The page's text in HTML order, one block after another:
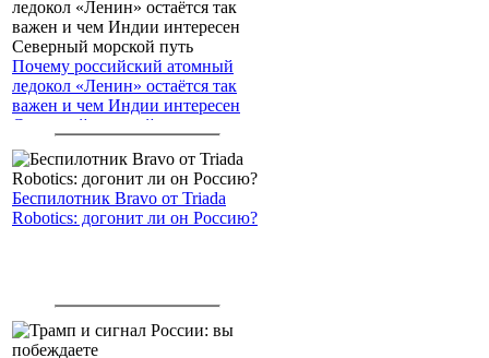
Почему российский атомный
ледокол «Ленин» остаётся так
важен и чем Индии интересен
Северный морской путь
Беспилотник Bravo от Triada
Robotics: догонит ли он Россию?